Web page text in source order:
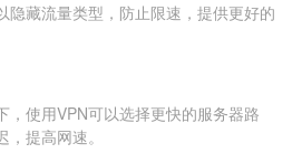
隐藏流量类型，防止限速，提供更好的
，使用VPN可以选择更快的服务器路
提高网速。